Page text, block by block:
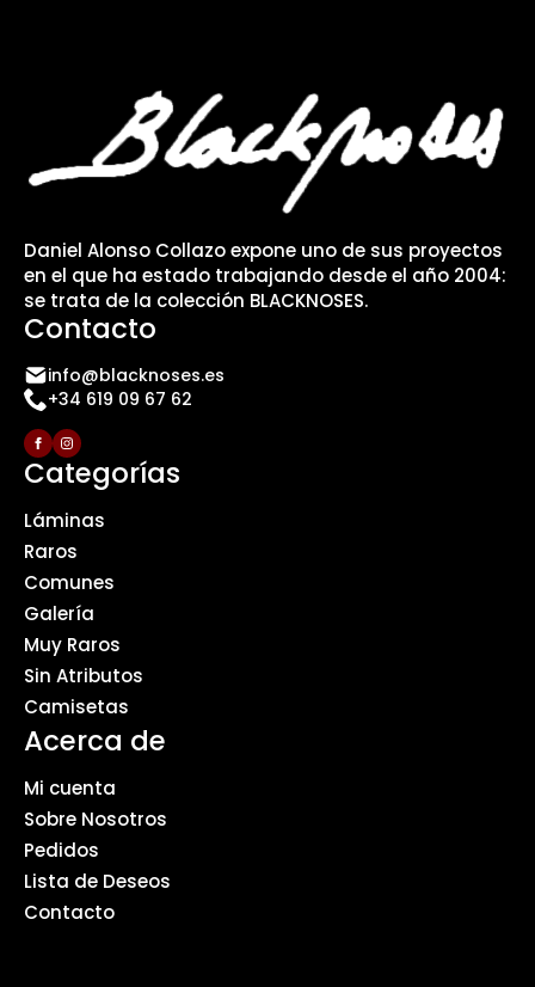
Daniel Alonso Collazo expone uno de sus proyectos
en el que ha estado trabajando desde el año 2004:
se trata de la colección BLACKNOSES.
Contacto
info@blacknoses.es
+34 619 09 67 62
Categorías
Láminas
Raros
Comunes
Galería
Muy Raros
Sin Atributos
Camisetas
Acerca de
Mi cuenta
Sobre Nosotros
Pedidos
Lista de Deseos
Contacto